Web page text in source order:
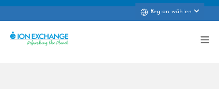
Region wählen